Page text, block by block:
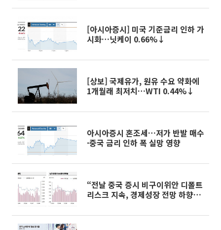
[아시아증시] 미국 기준금리 인하 가
시화…닛케이 0.66%↓
[상보] 국제유가, 원유 수요 약화에
1개월래 최저치…WTI 0.44%↓
아시아증시 혼조세…저가 반발 매수
·중국 금리 인하 폭 실망 영향
“전날 중국 증시 비구이위안 디폴트
리스크 지속, 경제성장 전망 하향으